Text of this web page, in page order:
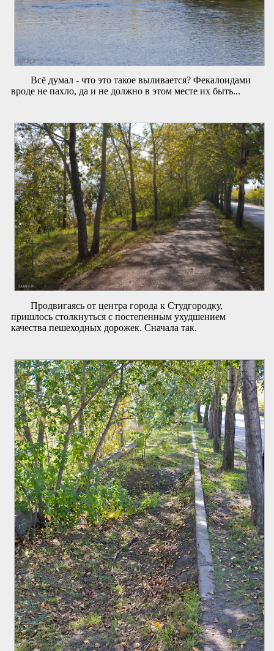
Всё думал - что это такое выливается? Фекалоидами
вроде не пахло, да и не должно в этом месте их быть...
Продвигаясь от центра города к Студгородку,
пришлось столкнуться с постепенным ухудшением
качества пешеходных дорожек. Сначала так.